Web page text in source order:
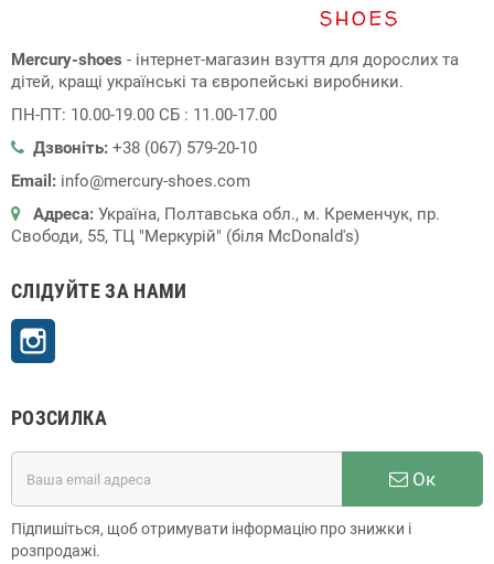
Mercury-shoes - інтернет-магазин взуття для дорослих та
дітей, кращі українські та європейські виробники.
ПН-ПТ: 10.00-19.00 СБ : 11.00-17.00
Дзвоніть: +38 (067) 579-20-10
Email: info@mercury-shoes.com
Адреса: Україна, Полтавська обл., м. Кременчук, пр.
Свободи, 55, ТЦ "Меркурій" (біля McDonald's)
СЛІДУЙТЕ ЗА НАМИ
РОЗСИЛКА
Ок
Підпишіться, щоб отримувати інформацію про знижки і
розпродажі.